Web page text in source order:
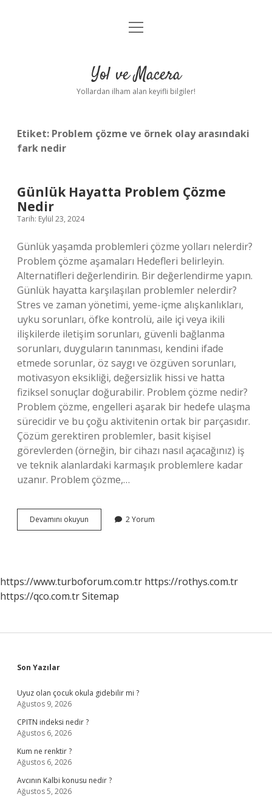
Anasayfa
Yasal Uyarı
menüyü
Yol ve Macera
Yollardan ilham alan keyifli bilgiler!
Etiket: Problem çözme ve örnek olay arasındaki
fark nedir
Günlük Hayatta Problem Çözme
Nedir
Tarih: Eylül 23, 2024
Günlük yaşamda problemleri çözme yolları nelerdir?
Problem çözme aşamaları Hedefleri belirleyin.
Alternatifleri değerlendirin. Bir değerlendirme yapın.
Günlük hayatta karşılaşılan problemler nelerdir?
Stres ve zaman yönetimi, yeme-içme alışkanlıkları,
uyku sorunları, öfke kontrolü, aile içi veya ikili
ilişkilerde iletişim sorunları, güvenli bağlanma
sorunları, duyguların tanınması, kendini ifade
etmede sorunlar, öz saygı ve özgüven sorunları,
motivasyon eksikliği, değersizlik hissi ve hatta
fiziksel sonuçlar doğurabilir. Problem çözme nedir?
Problem çözme, engelleri aşarak bir hedefe ulaşma
sürecidir ve bu çoğu aktivitenin ortak bir parçasıdır.
Çözüm gerektiren problemler, basit kişisel
görevlerden (örneğin, bir cihazı nasıl açacağınız) iş
ve teknik alanlardaki karmaşık problemlere kadar
uzanır. Problem çözme,…
Devamını okuyun
Hayatta
2 Yorum
https://www.turboforum.com.tr https://rothys.com.tr
https://qco.com.trSitemap
Sidebar
Son Yazılar
Uyuz olan çocuk okula gidebilir mi ?
Ağustos 9, 2026
CPITN indeksi nedir ?
Ağustos 6, 2026
Kum ne renktir ?
Ağustos 6, 2026
Avcının Kalbi konusu nedir ?
Ağustos 5, 2026